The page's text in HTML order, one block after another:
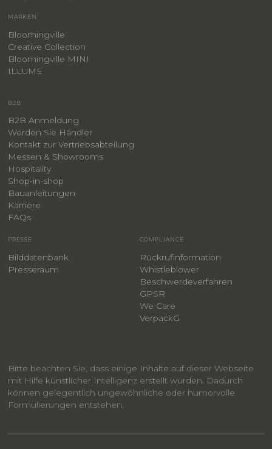
MARKEN
Bloomingville
Creative Collection
Bloomingville MINI
ILLUME
B2B
B2B Anmeldung
Werden Sie Händler
Kontakt zur Vertriebsabteilung
Messen & Showrooms
Hospitality
Shop-in-shop
Bauanleitungen
​Karriere
FAQs
PRESSE
Bilddatenbank
Presseraum
COMPLIANCE
Rückrufinformation
Whistleblower
​Beschwerdeverfahren
GPSR
We Care
VerpackG
Bitte beachten Sie, dass einige Inhalte auf dieser Webseite
mit Hilfe künstlicher Intelligenz erstellt wurden. Dadurch
können gelegentlich ungewöhnliche oder humorvolle
Formulierungen entstehen.